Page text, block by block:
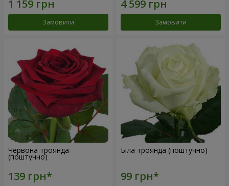
Замовити Замовити
Червона троянда
(поштучно)
Біла троянда (поштучно)